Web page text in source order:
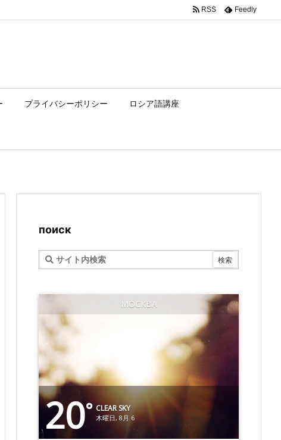
プライバシーポリシー ロシア語講座
RSS Feedly
поиск
МОСКВА
20° CLEAR SKY
木曜日, 8月 6